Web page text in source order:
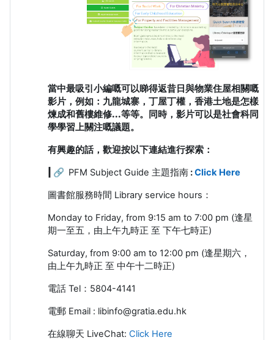
當中最吸引小編嘅可以睇得返昔日與物業住屋相關嘅
影片，例如：九龍城寨，丁屋丁權，香港土地是怎樣
煉成和舊樓維修...等等。
同時，影片可以是社會科同
學學習上關注嘅議題。
有興趣的話，歡迎按以下連結進行探索：
| 🔗 PFM Subject Guide 主題指南 :Click Here
圖書館服務時間 Library service hours ：
Monday to Friday, from 9:15 am to 7:00 pm (逢星
期一至五，由上午九時正 至 下午七時正)
Saturday, from 9:00 am to 12:00 pm (逢星期六，
由上午九時正 至 中午十二時正)
電話 Tel ： 5804-4141
電郵 Email : libinfo@gratia.edu.hk
在線聊天 LiveChat: Click Here